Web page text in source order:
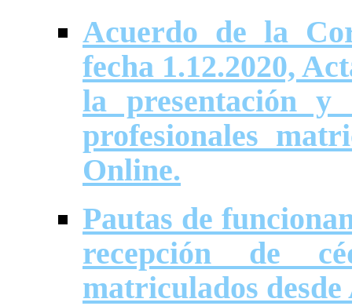
Acuerdo de la
fecha 1.12.2020,
la presentación y
profesionales
Online.
Pautas de
recepción de
matriculados